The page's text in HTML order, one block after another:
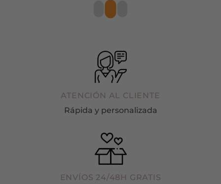
ATENCIÓN AL CLIENTE
Rápida y personalizada
ENVÍOS 24/48H GRATIS